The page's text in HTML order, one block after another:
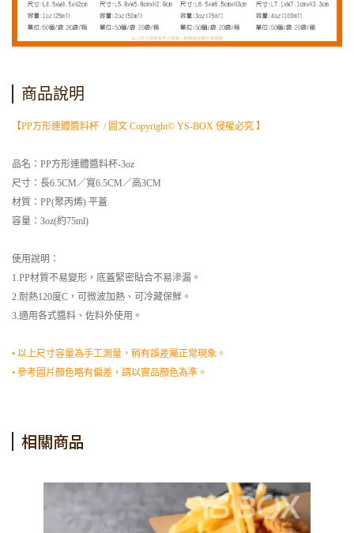
商品說明
【PP方形連體醬料杯 / 圖文 Copyright© YS-BOX 侵權必究 】
品名：PP方形連體醬料杯-3oz
尺寸：長6.5CM／寬6.5CM／高3CM
材質：PP(聚丙烯) 平蓋
容量：3oz(約75ml)
使用說明：
1.PP材質不易變形，底蓋緊密貼合不易滲漏。
2.耐熱120度C，可微波加熱、可冷藏保鮮。
3.適用各式醬料、佐料外使用。
• 以上尺寸容量為手工測量，稍有誤差屬正常現象。
• 參考圖片顏色略有偏差，請以實品顏色為準。
相關商品